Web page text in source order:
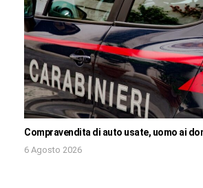
Compravendita di auto usate, uomo ai
6 Agosto 2026